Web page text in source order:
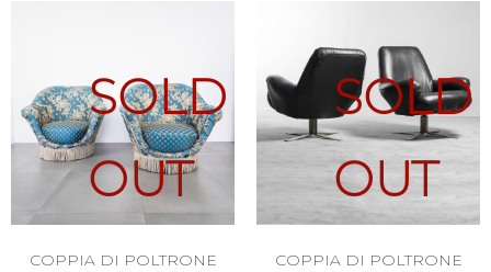
SOLD
OUT
COPPIA DI POLTRONE
SOLD
OUT
COPPIA DI POLTRONE